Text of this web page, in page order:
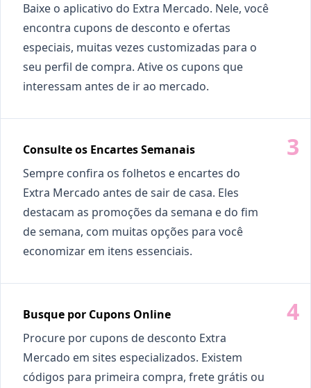
Baixe o aplicativo do Extra Mercado. Nele, você
encontra cupons de desconto e ofertas
especiais, muitas vezes customizadas para o
seu perfil de compra. Ative os cupons que
interessam antes de ir ao mercado.
Consulte os Encartes Semanais
Sempre confira os folhetos e encartes do
Extra Mercado antes de sair de casa. Eles
destacam as promoções da semana e do fim
de semana, com muitas opções para você
economizar em itens essenciais.
Busque por Cupons Online
Procure por cupons de desconto Extra
Mercado em sites especializados. Existem
códigos para primeira compra, frete grátis ou